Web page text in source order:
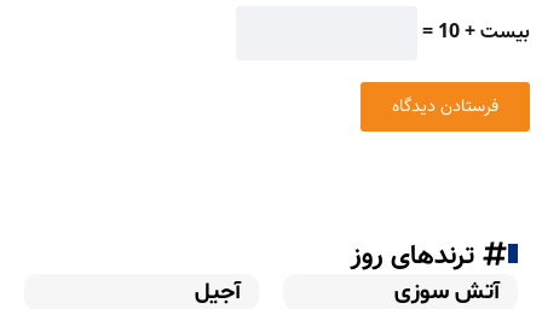
بیست + 10 =
ترندهای روز
آتش سوزی
آجیل